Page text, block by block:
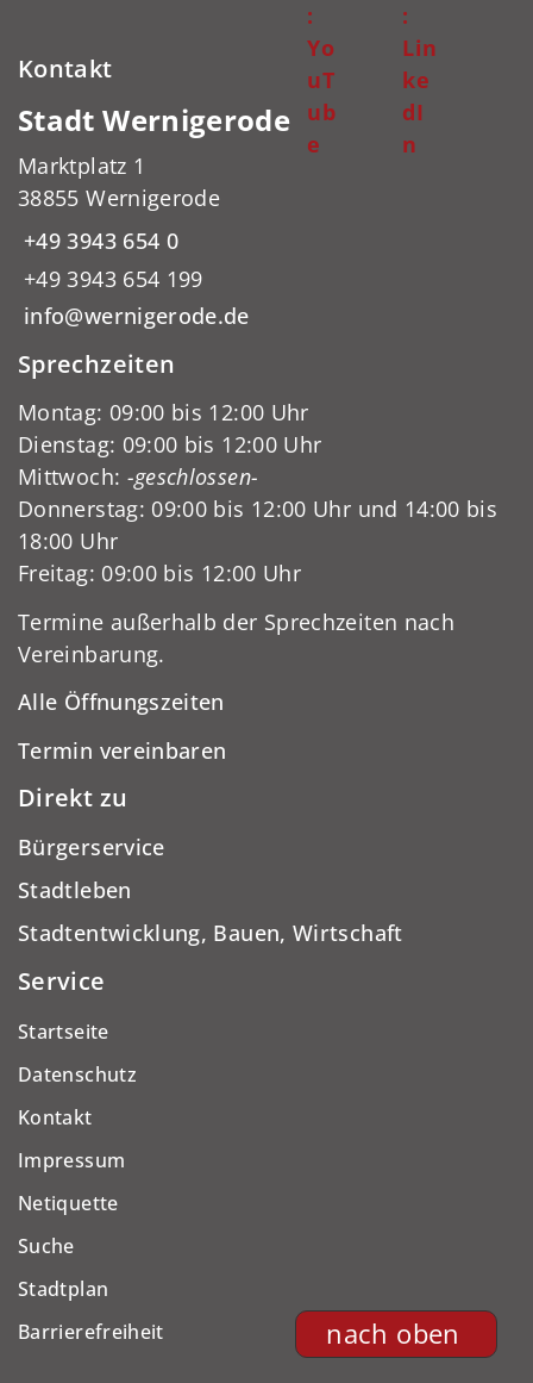
nach oben
:
Yo
uT
ub
e
:
Lin
ke
dI
n
Kontakt
Stadt Wernigerode
Marktplatz 1
38855 Wernigerode
+49 3943 654 0
+49 3943 654 199
info@wernigerode.de
Sprechzeiten
Montag: 09:00 bis 12:00 Uhr
Dienstag: 09:00 bis 12:00 Uhr
Mittwoch: -geschlossen-
Donnerstag: 09:00 bis 12:00 Uhr und 14:00 bis
18:00 Uhr
Freitag: 09:00 bis 12:00 Uhr
Termine außerhalb der Sprechzeiten nach
Vereinbarung.
Alle Öffnungszeiten
Termin vereinbaren
Direkt zu
Bürgerservice
Stadtleben
Stadtentwicklung, Bauen, Wirtschaft
Service
Startseite
Datenschutz
Kontakt
Impressum
Netiquette
Suche
Stadtplan
Barrierefreiheit